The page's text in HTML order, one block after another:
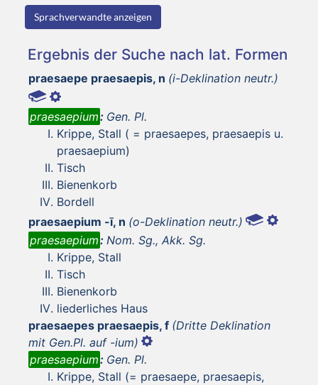
Sprachverwandte anzeigen
Ergebnis der Suche nach lat. Formen
praesaepe praesaepis, n (i-Deklination neutr.)
praesaepium: Gen. Pl.
Krippe, Stall ( = praesaepes, praesaepis u.
praesaepium)
Tisch
Bienenkorb
Bordell
praesaepium -ī, n (o-Deklination neutr.)
praesaepium: Nom. Sg., Akk. Sg.
Krippe, Stall
Tisch
Bienenkorb
liederliches Haus
praesaepes praesaepis, f (Dritte Deklination
mit Gen.Pl. auf -ium)
praesaepium: Gen. Pl.
Krippe, Stall (= praesaepe, praesaepis,